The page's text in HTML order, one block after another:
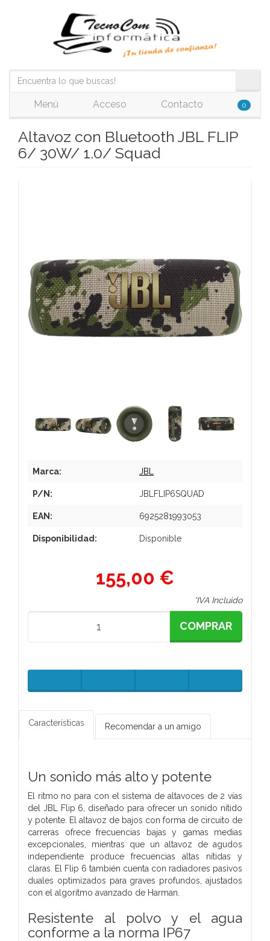
Menú Acceso Contacto 0
Altavoz con Bluetooth JBL FLIP
6/ 30W/ 1.0/ Squad
Marca: JBL
P/N: JBLFLIP6SQUAD
EAN: 6925281993053
Disponibilidad: Disponible
155,00 €
*IVA Incluido
COMPRAR
Características Recomendar a un amigo
Un sonido más alto y potente
El ritmo no para con el sistema de altavoces de 2 vías
del JBL Flip 6, diseñado para ofrecer un sonido nítido
y potente. El altavoz de bajos con forma de circuito de
carreras ofrece frecuencias bajas y gamas medias
excepcionales, mientras que un altavoz de agudos
independiente produce frecuencias altas nítidas y
claras. El Flip 6 también cuenta con radiadores pasivos
duales optimizados para graves profundos, ajustados
con el algoritmo avanzado de Harman.
Resistente al polvo y el agua
conforme a la norma IP67